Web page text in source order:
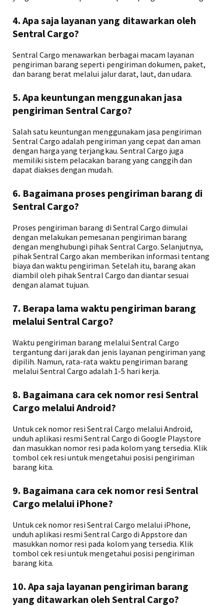
4. Apa saja layanan yang ditawarkan oleh
Sentral Cargo?
Sentral Cargo menawarkan berbagai macam layanan
pengiriman barang seperti pengiriman dokumen, paket,
dan barang berat melalui jalur darat, laut, dan udara.
5. Apa keuntungan menggunakan jasa
pengiriman Sentral Cargo?
Salah satu keuntungan menggunakam jasa pengiriman
Sentral Cargo adalah pengiriman yang cepat dan aman
dengan harga yang terjangkau. Sentral Cargo juga
memiliki sistem pelacakan barang yang canggih dan
dapat diakses dengan mudah.
6. Bagaimana proses pengiriman barang di
Sentral Cargo?
Proses pengiriman barang di Sentral Cargo dimulai
dengan melakukan pemesanan pengiriman barang
dengan menghubungi pihak Sentral Cargo. Selanjutnya,
pihak Sentral Cargo akan memberikan informasi tentang
biaya dan waktu pengiriman. Setelah itu, barang akan
diambil oleh pihak Sentral Cargo dan diantar sesuai
dengan alamat tujuan.
7. Berapa lama waktu pengiriman barang
melalui Sentral Cargo?
Waktu pengiriman barang melalui Sentral Cargo
tergantung dari jarak dan jenis layanan pengiriman yang
dipilih. Namun, rata-rata waktu pengiriman barang
melalui Sentral Cargo adalah 1-5 hari kerja.
8. Bagaimana cara cek nomor resi Sentral
Cargo melalui Android?
Untuk cek nomor resi Sentral Cargo melalui Android,
unduh aplikasi resmi Sentral Cargo di Google Playstore
dan masukkan nomor resi pada kolom yang tersedia. Klik
tombol cek resi untuk mengetahui posisi pengiriman
barang kita.
9. Bagaimana cara cek nomor resi Sentral
Cargo melalui iPhone?
Untuk cek nomor resi Sentral Cargo melalui iPhone,
unduh aplikasi resmi Sentral Cargo di Appstore dan
masukkan nomor resi pada kolom yang tersedia. Klik
tombol cek resi untuk mengetahui posisi pengiriman
barang kita.
10. Apa saja layanan pengiriman barang
yang ditawarkan oleh Sentral Cargo?